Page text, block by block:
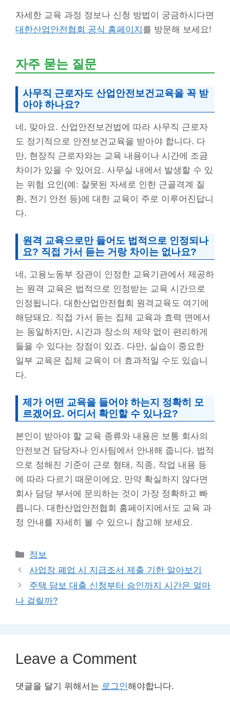
자세한 교육 과정 정보나 신청 방법이 궁금하시다면
대한산업안전협회 공식 홈페이지 를 방문해 보세요!
자주 묻는 질문
사무직 근로자도 산업안전보건교육을 꼭 받
아야 하나요?
네, 맞아요. 산업안전보건법에 따라 사무직 근로자
도 정기적으로 안전보건교육을 받아야 합니다. 다
만, 현장직 근로자와는 교육 내용이나 시간에 조금
차이가 있을 수 있어요. 사무실 내에서 발생할 수 있
는 위험 요인(예: 잘못된 자세로 인한 근골격계 질
환, 전기 안전 등)에 대한 교육이 주로 이루어진답니
다.
원격 교육으로만 들어도 법적으로 인정되나
요? 직접 가서 듣는 거랑 차이는 없나요?
네, 고용노동부 장관이 인정한 교육기관에서 제공하
는 원격 교육은 법적으로 인정받는 교육 시간으로
인정됩니다. 대한산업안전협회 원격교육도 여기에
해당돼요. 직접 가서 듣는 집체 교육과 효력 면에서
는 동일하지만, 시간과 장소의 제약 없이 편리하게
들을 수 있다는 장점이 있죠. 다만, 실습이 중요한
일부 교육은 집체 교육이 더 효과적일 수도 있습니
다.
제가 어떤 교육을 들어야 하는지 정확히 모
르겠어요. 어디서 확인할 수 있나요?
본인이 받아야 할 교육 종류와 내용은 보통 회사의
안전보건 담당자나 인사팀에서 안내해 줍니다. 법적
으로 정해진 기준이 근로 형태, 직종, 작업 내용 등
에 따라 다르기 때문이에요. 만약 확실하지 않다면
회사 담당 부서에 문의하는 것이 가장 정확하고 빠
릅니다. 대한산업안전협회 홈페이지에서도 교육 과
정 안내를 자세히 볼 수 있으니 참고해 보세요.
Categories
정보
사업장 폐업 시 지급조서 제출 기한 알아보기
주택 담보 대출 신청부터 승인까지 시간은 얼마
나 걸릴까?
Leave a Comment
댓글을 달기 위해서는 로그인해야합니다.